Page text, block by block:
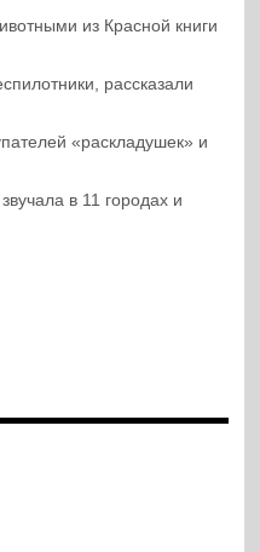
из Красной книги
рассказали
«раскладушек» и
в 11 городах и